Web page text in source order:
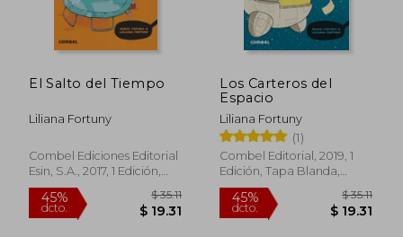
El Salto del Tiempo
Liliana Fortuny
Combel Ediciones Editorial
Esin, S.A., 2017, 1 Edición,
Tapa Blanda, Nuevo
Los Carteros del
Espacio
Liliana Fortuny
(1)
Combel Editorial, 2019, 1
Edición, Tapa Blanda,
Nuevo